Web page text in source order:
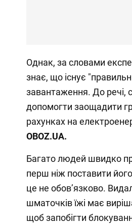
Однак, за словами
знає, що існує
завантаження. До речі,
допомогти заощадити
рахунках на
OBOZ.UA.
Багато людей швидко
перш ніж поставити
це не обов’язково.
шматочків їжі має
щоб запобігти